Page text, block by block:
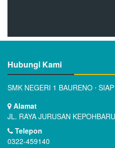
Hubungi Kami
SMK NEGERI 1 BAURENO ⋅
Alamat
JL. RAYA JURUSAN
Telepon
0322-459140